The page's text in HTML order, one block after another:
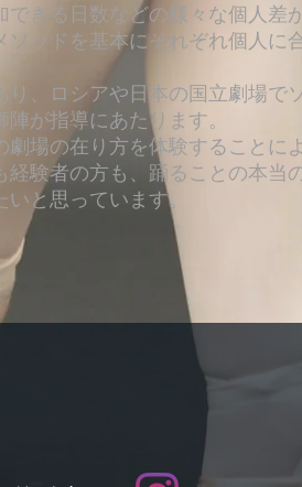
きる日数などの様々な個人差
ッドを基本にそれぞれ個人に
、ロシアや日本の国立劇場で
が指導にあたります。
場の在り方を体験することによ
経験者の方も、踊ることの本当
と思っています。